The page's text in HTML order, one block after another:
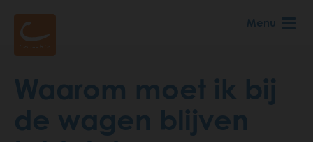
Menu
Waarom moet ik bij
de wagen blijven